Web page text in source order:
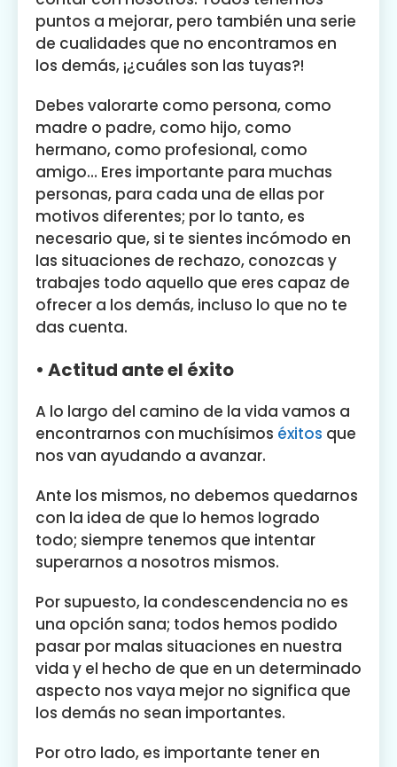
puntos a mejorar, pero también una serie
de cualidades que no encontramos en
los demás, ¡¿cuáles son las tuyas?!
Debes valorarte como persona, como
madre o padre, como hijo, como
hermano, como profesional, como
amigo… Eres importante para muchas
personas, para cada una de ellas por
motivos diferentes; por lo tanto, es
necesario que, si te sientes incómodo en
las situaciones de rechazo, conozcas y
trabajes todo aquello que eres capaz de
ofrecer a los demás, incluso lo que no te
das cuenta.
• Actitud ante el éxito
A lo largo del camino de la vida vamos a
encontrarnos con muchísimos éxitos que
nos van ayudando a avanzar.
Ante los mismos, no debemos quedarnos
con la idea de que lo hemos logrado
todo; siempre tenemos que intentar
superarnos a nosotros mismos.
Por supuesto, la condescendencia no es
una opción sana; todos hemos podido
pasar por malas situaciones en nuestra
vida y el hecho de que en un determinado
aspecto nos vaya mejor no significa que
los demás no sean importantes.
Por otro lado, es importante tener en